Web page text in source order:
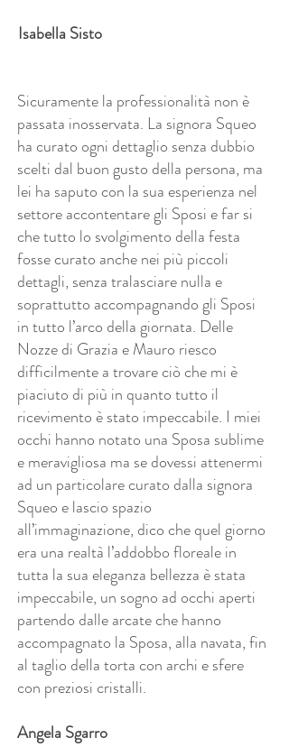
Isabella Sisto
Sicuramente la professionalità non è
passata inosservata. La signora Squeo
ha curato ogni dettaglio senza dubbio
scelti dal buon gusto della persona, ma
lei ha saputo con la sua esperienza nel
settore accontentare gli Sposi e far si
che tutto lo svolgimento della festa
fosse curato anche nei più piccoli
dettagli, senza tralasciare nulla e
soprattutto accompagnando gli Sposi
in tutto l’arco della giornata. Delle
Nozze di Grazia e Mauro riesco
difficilmente a trovare ciò che mi è
piaciuto di più in quanto tutto il
ricevimento è stato impeccabile. I miei
occhi hanno notato una Sposa sublime
e meravigliosa ma se dovessi attenermi
ad un particolare curato dalla signora
Squeo e lascio spazio
all’immaginazione, dico che quel giorno
era una realtà l’addobbo floreale in
tutta la sua eleganza bellezza è stata
impeccabile, un sogno ad occhi aperti
partendo dalle arcate che hanno
accompagnato la Sposa, alla navata, fin
al taglio della torta con archi e sfere
con preziosi cristalli.
Angela Sgarro